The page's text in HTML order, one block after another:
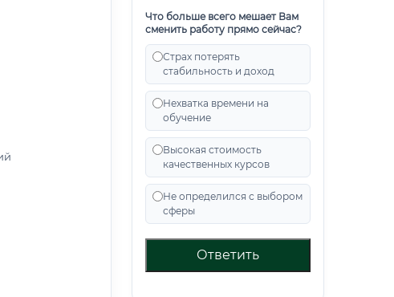
Что больше всего мешает Вам
сменить работу прямо сейчас?
Страх потерять
стабильность и доход
Нехватка времени на
обучение
Высокая стоимость
качественных курсов
Не определился с выбором
сферы
Ответить